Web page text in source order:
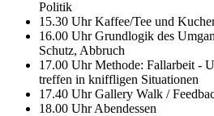
Politik
15.30 Uhr Kaffee/Tee und
16.00 Uhr Grundlogik des
Schutz, Abbruch
17.00 Uhr Methode: Fallarbeit -
treffen in kniffligen Situationen
17.40 Uhr Gallery Walk /
18.00 Uhr Abendessen